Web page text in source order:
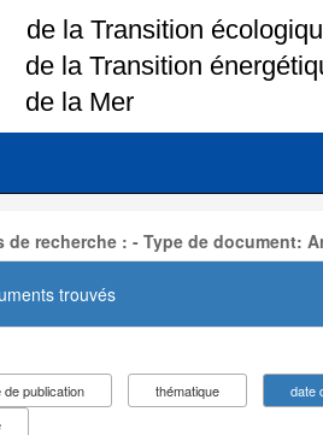
de recherche : - Type de document:
trouvés
de publication thématique
date